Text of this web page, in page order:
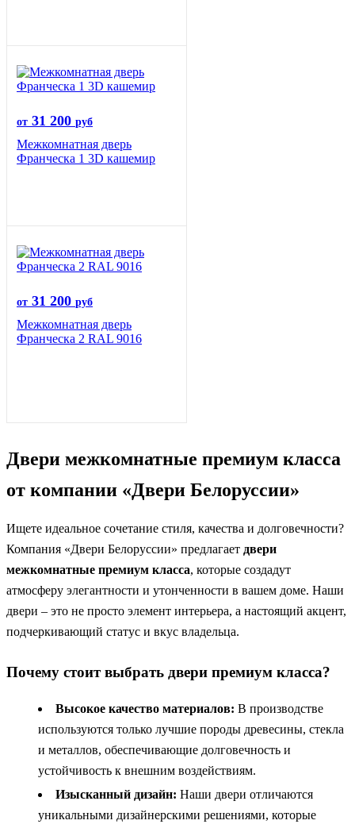
от 31 200 руб
Межкомнатная дверь
Франческа 1 3D кашемир
от 31 200 руб
Межкомнатная дверь
Франческа 2 RAL 9016
Двери межкомнатные премиум класса
от компании «Двери Белоруссии»
Ищете идеальное сочетание стиля, качества и долговечности?
Компания «Двери Белоруссии» предлагает двери
межкомнатные премиум класса, которые создадут
атмосферу элегантности и утонченности в вашем доме. Наши
двери – это не просто элемент интерьера, а настоящий акцент,
подчеркивающий статус и вкус владельца.
Почему стоит выбрать двери премиум класса?
Высокое качество материалов: В производстве
используются только лучшие породы древесины, стекла
и металлов, обеспечивающие долговечность и
устойчивость к внешним воздействиям.
Изысканный дизайн: Наши двери отличаются
уникальными дизайнерскими решениями, которые